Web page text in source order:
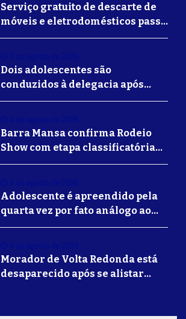
Serviço gratuito de descarte de
móveis e eletrodomésticos passa
a ser oferecido em Volta
Dois adolescentes são
conduzidos à delegacia após
suposta agressão a idoso em
Barra Mansa confirma Rodeio
Show com etapa classificatória
para Barretos e grandes nomes
Adolescente é apreendido pela
quarta vez por fato análogo ao
tráfico de drogas durante
Barra Mansa
Morador de Volta Redonda está
desaparecido após se alistar